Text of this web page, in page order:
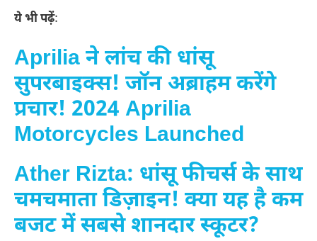
ये भी पढ़ें:
Aprilia ने लांच की धांसू
सुपरबाइक्स! जॉन अब्राहम करेंगे
प्रचार! 2024 Aprilia
Motorcycles Launched
Ather Rizta: धांसू फीचर्स के साथ
चमचमाता डिज़ाइन! क्या यह है कम
बजट में सबसे शानदार स्कूटर?